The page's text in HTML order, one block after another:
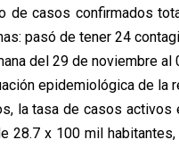
de casos confirmados
pasó de tener 24
del 29 de noviembre al
epidemiológica de
la tasa de casos
28.7 x 100 mil